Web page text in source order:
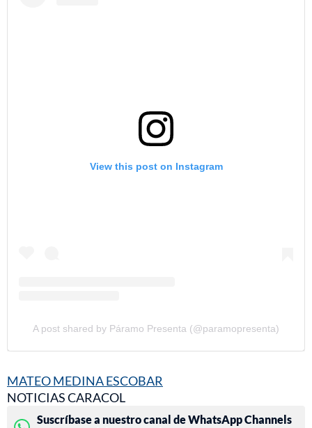
View this post on Instagram
A post shared by Páramo Presenta (@paramopresenta)
MATEO MEDINA ESCOBAR
NOTICIAS CARACOL
Suscríbase a nuestro canal de WhatsApp Channels